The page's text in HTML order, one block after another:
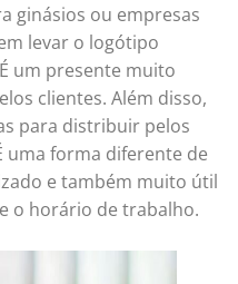
ginásios ou empresas
levar o logótipo
um presente muito
clientes. Além disso,
para distribuir pelos
uma forma diferente de
e também muito útil
o horário de trabalho.